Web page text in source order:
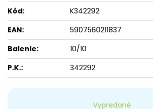
Vypredané
Kód:
K342292
EAN:
5907560211837
Balenie:
10/10
P.K.:
342292